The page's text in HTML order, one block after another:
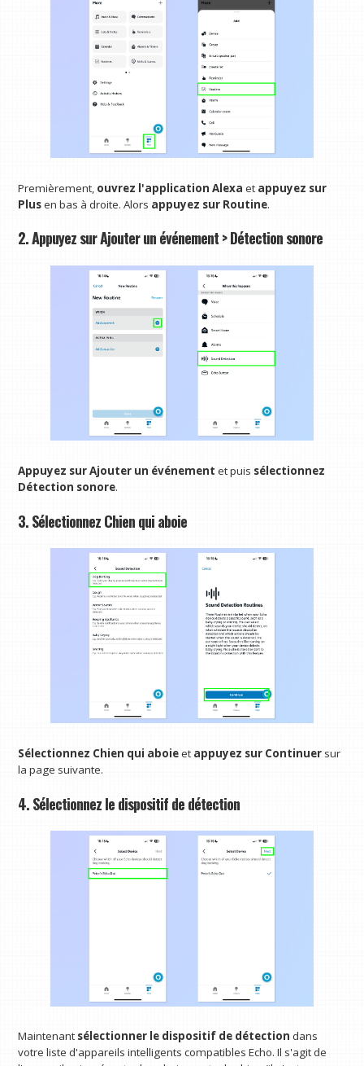
Premièrement, ouvrez l'application Alexa et appuyez sur
Plusen bas à droite. Alors appuyez sur Routine.
2. Appuyez sur Ajouter un événement > Détection sonore
Appuyez sur Ajouter un événement et puis sélectionnez
Détection sonore.
3. Sélectionnez Chien qui aboie
Sélectionnez Chien qui aboieet appuyez sur Continuer sur
la page suivante.
4. Sélectionnez le dispositif de détection
Maintenant sélectionner le dispositif de détectiondans
votre liste d'appareils intelligents compatibles Echo. Il s'agit de